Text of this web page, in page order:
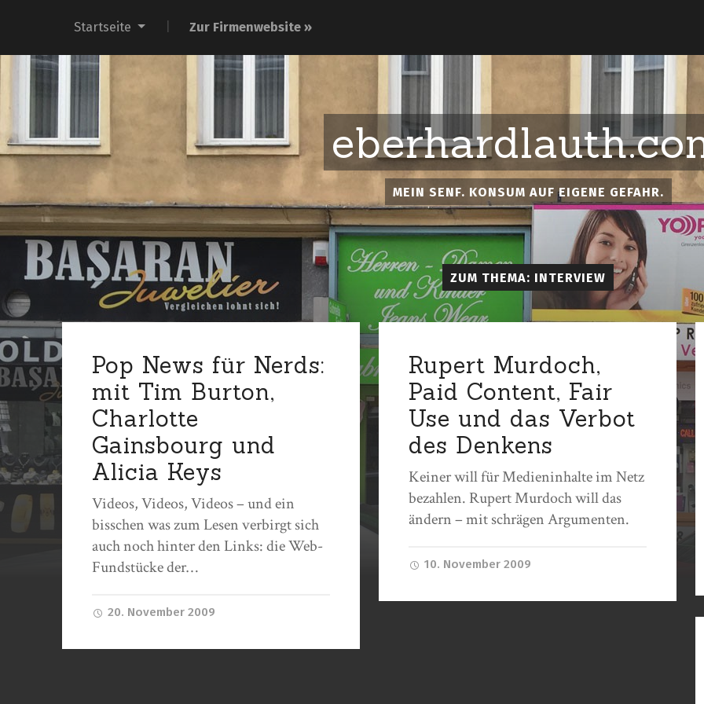
Startseite Zur Firmenwebsite »
MEIN SENF. KONSUM AUF EIGENE GEFAHR.
ZUM THEMA: INTERVIEW
Pop News für Nerds:
mit Tim Burton,
Charlotte
Gainsbourg und
Alicia Keys
Videos, Videos, Videos – und ein
bisschen was zum Lesen verbirgt sich
auch noch hinter den Links: die Web-
Fundstücke der…
20. November 2009
Rupert Murdoch,
Paid Content, Fair
Use und das Verbot
des Denkens
Keiner will für Medieninhalte im Netz
bezahlen. Rupert Murdoch will das
ändern – mit schrägen Argumenten.
10. November 2009